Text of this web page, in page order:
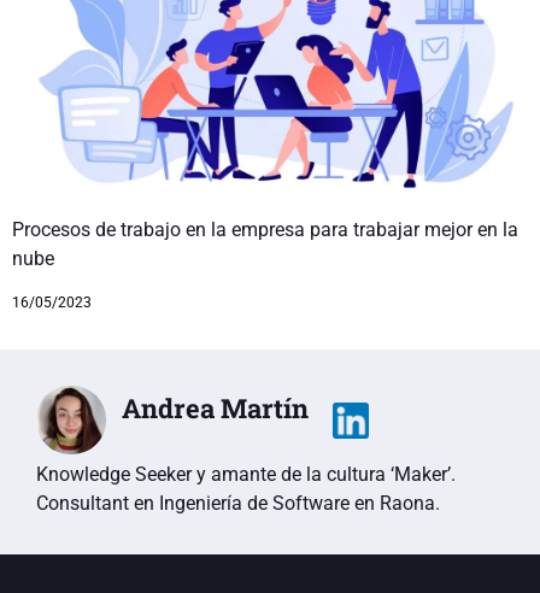
Procesos de trabajo en la empresa para trabajar mejor en la
nube
16/05/2023
Andrea Martín
Knowledge Seeker y amante de la cultura ‘Maker’.
Consultant en Ingeniería de Software en Raona.